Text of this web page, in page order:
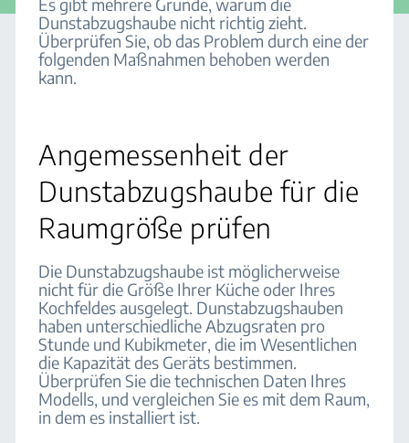
Dunstabzugshaube nicht richtig zieht.
Überprüfen Sie, ob das Problem durch eine der
folgenden Maßnahmen behoben werden
kann.
Angemessenheit der
Dunstabzugshaube für die
Raumgröße prüfen
Die Dunstabzugshaube ist möglicherweise
nicht für die Größe Ihrer Küche oder Ihres
Kochfeldes ausgelegt. Dunstabzugshauben
haben unterschiedliche Abzugsraten pro
Stunde und Kubikmeter, die im Wesentlichen
die Kapazität des Geräts bestimmen.
Überprüfen Sie die technischen Daten Ihres
Modells, und vergleichen Sie es mit dem Raum,
in dem es installiert ist.